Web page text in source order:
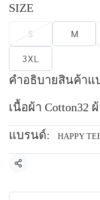
SIZE
S M
3XL
คำอธิบายสินค้าแ
เนื้อผ้า Cotton32
แบรนด์: HAPPY
แชร์